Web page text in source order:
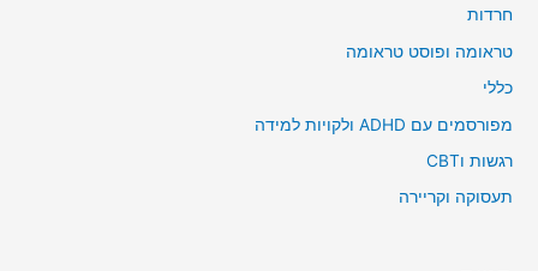
חרדות
טראומה ופוסט טראומה
כללי
מפורסמים עם ADHD ולקויות למידה
רגשות וCBT
תעסוקה וקריירה